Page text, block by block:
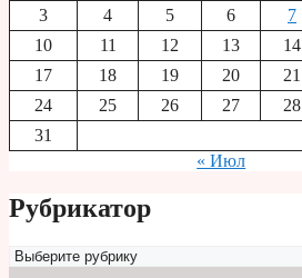
3
4 5 6 7
10
11 12 13 14
17
18 19 20 21
24
25 26 27 28
31
« Июл
Рубрикатор
Рубрикатор